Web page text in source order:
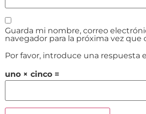
Guarda mi nombre, correo
navegador para la próxima vez que
Por favor, introduce una respuesta
uno × cinco =